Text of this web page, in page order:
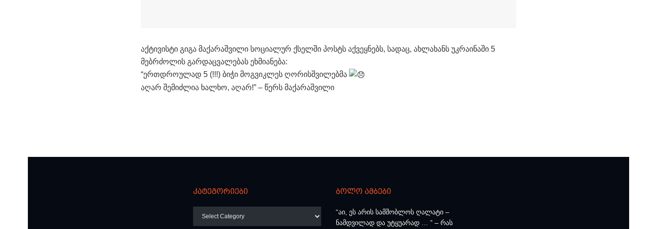
აქტივისტი გიგა მაქარაშვილი სოციალურ ქსელში პოსტს აქვეყნებს, სადაც, ახლახანს უკრაინაში 5
მებრძოლის გარდაცვალებას ეხმიანება:
“ერთდროულად 5 (!!!) ბიჭი მოგვიკლეს ღორისშვილებმა
აღარ შემიძლია ხალხო, აღარ!” – წერს მაქარაშვილი
კატეგორიები ბოლო ამბები
“აი, ეს არის სამშობლოს ღალატი –
ნამდვილად და უტყუარად … ” – რას